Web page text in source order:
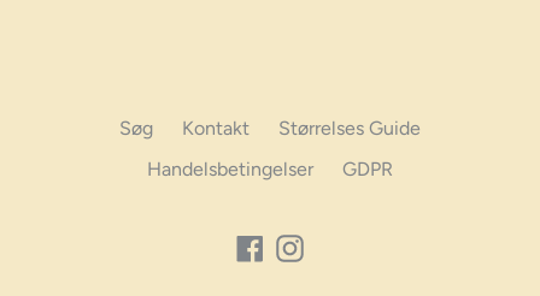
Søg Kontakt
Størrelses Guide
Handelsbetingelser
GDPR
FacebookInstagram